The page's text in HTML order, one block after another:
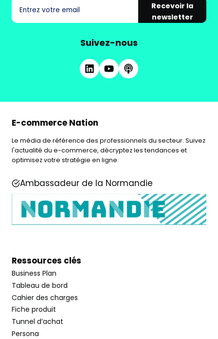
Recevoir la
newsletter
Suivez-nous
E-commerce Nation
Le média de référence des professionnels du secteur. Suivez
l'actualité du e-commerce, décryptez les tendances et
optimisez votre stratégie en ligne.
Ambassadeur de la Normandie
Ressources clés
Business Plan
Tableau de bord
Cahier des charges
Fiche produit
Tunnel d’achat
Persona